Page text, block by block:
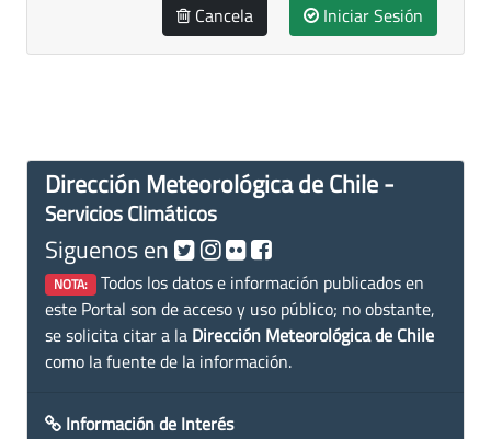
Cancela Iniciar Sesión
Dirección Meteorológica de Chile -
Servicios Climáticos
Siguenos en
NOTA: Todos los datos e información publicados en
este Portal son de acceso y uso público; no obstante,
se solicita citar a la Dirección Meteorológica de Chile
como la fuente de la información.
Información de Interés